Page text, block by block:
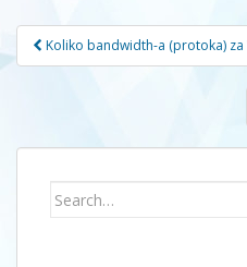
Navigacija
članaka
Koliko bandwidth-a (protoka) za
Search